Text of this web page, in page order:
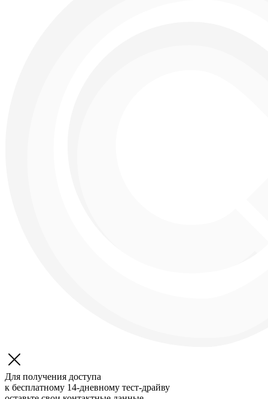
Для получения доступа
к бесплатному 14-дневному тест-драйву